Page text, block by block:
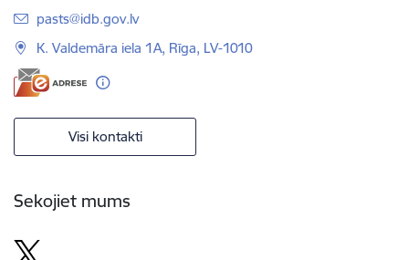
E-pasts:
pasts@idb.gov.lv
K. Valdemāra iela 1A, Rīga, LV-1010
Visi kontakti
Sekojiet mums